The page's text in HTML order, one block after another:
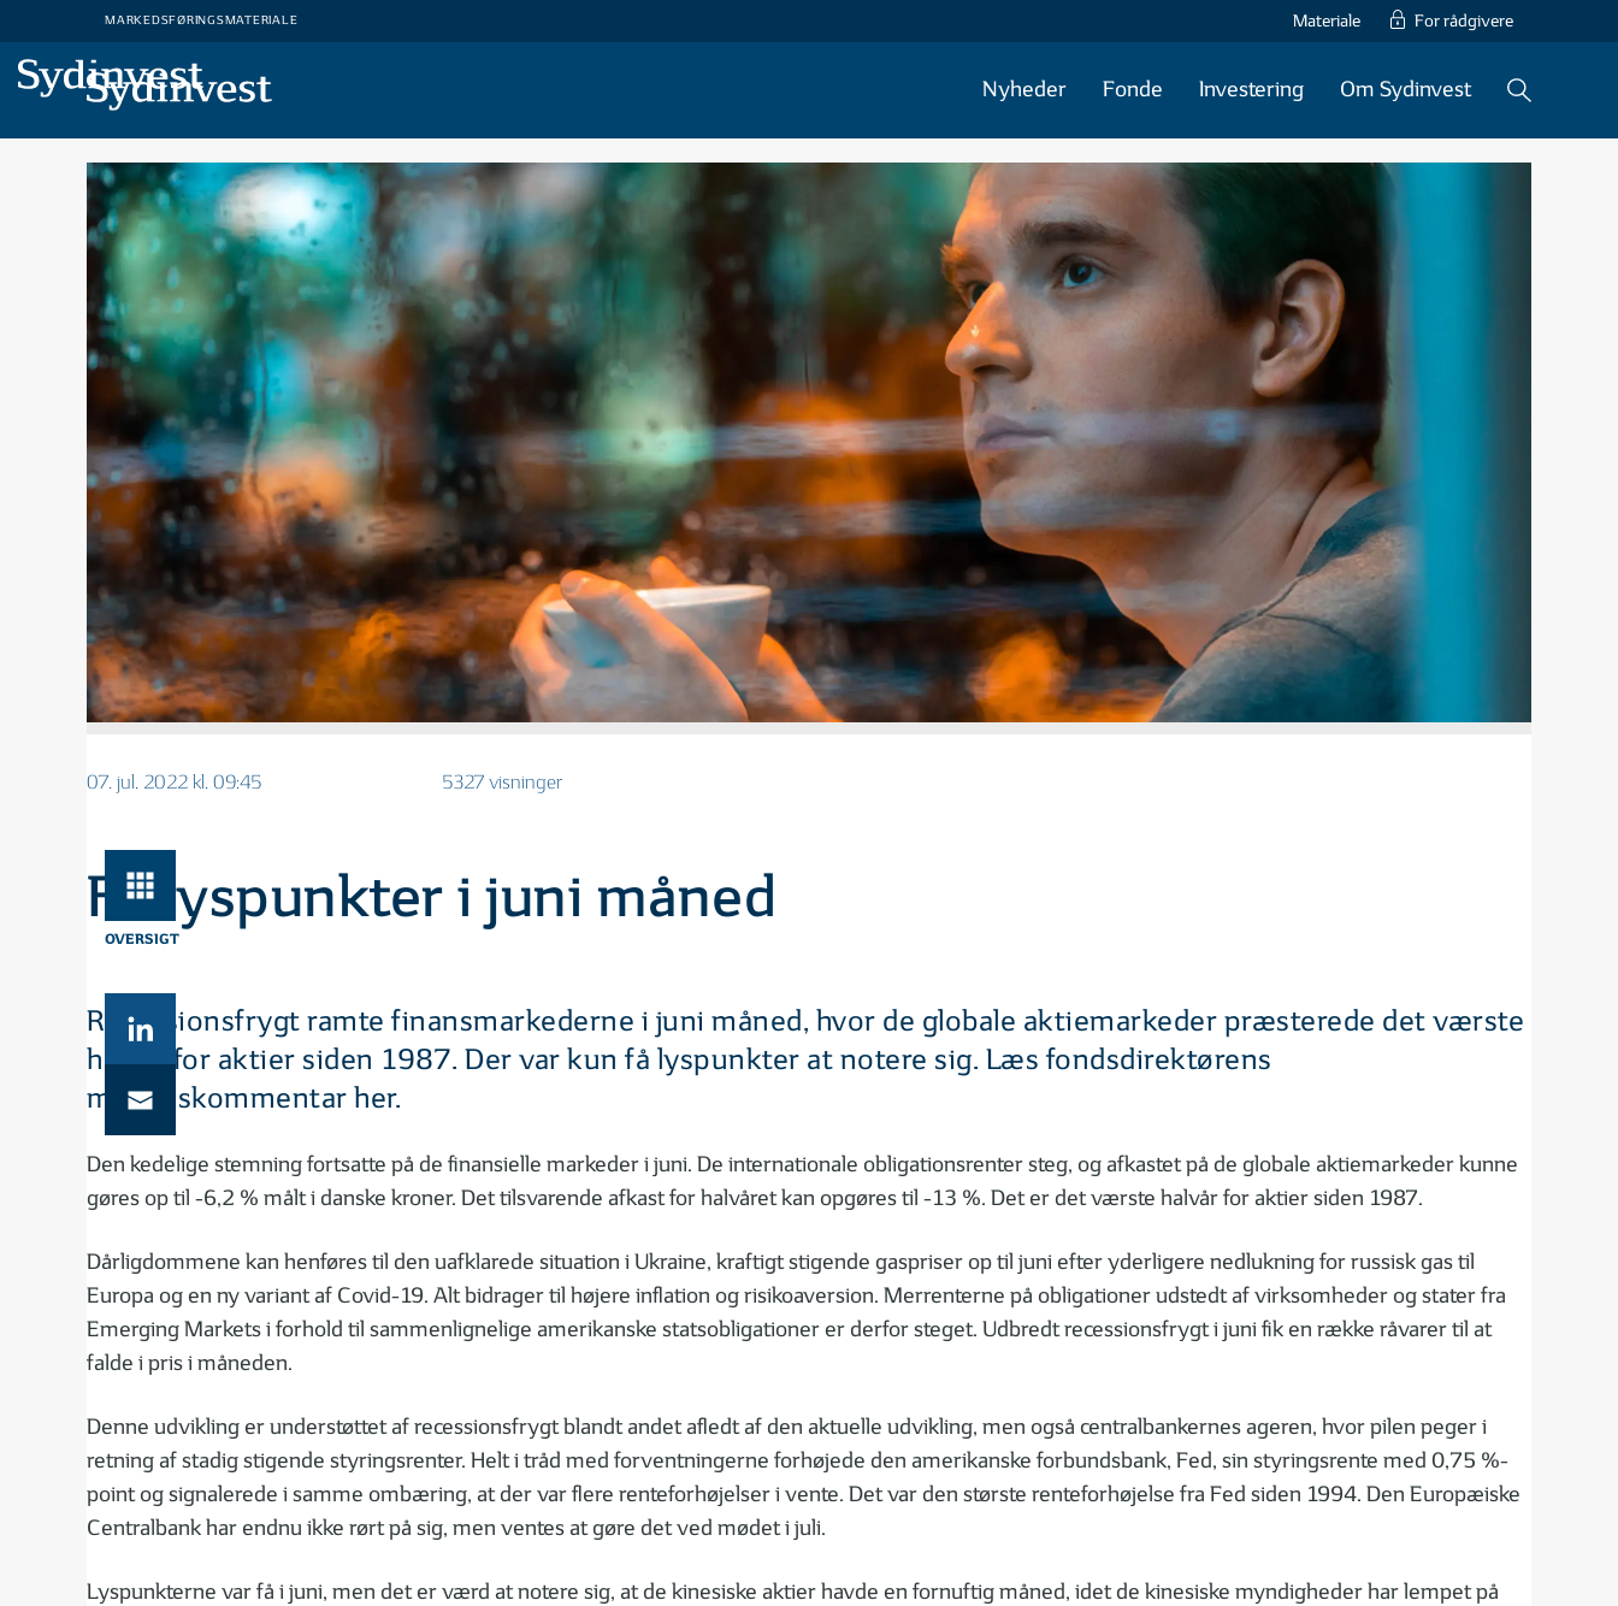
MARKEDSFØRINGSMATERIALE Materiale For rådgivere
MARKEDSFØRINGSMATERIALE
Nyheder Fonde Investering Om Sydinvest
OVERSIGT
07. jul. 2022 kl. 09:45 5327 visninger
Få lyspunkter i juni måned
Recessionsfrygt ramte finansmarkederne i juni måned, hvor de globale aktiemarkeder præsterede det værste
halvår for aktier siden 1987. Der var kun få lyspunkter at notere sig. Læs fondsdirektørens
månedskommentar her.
Den kedelige stemning fortsatte på de finansielle markeder i juni. De internationale obligationsrenter steg, og afkastet på de globale aktiemarkeder kunne
gøres op til -6,2 % målt i danske kroner. Det tilsvarende afkast for halvåret kan opgøres til -13 %. Det er det værste halvår for aktier siden 1987.
Dårligdommene kan henføres til den uafklarede situation i Ukraine, kraftigt stigende gaspriser op til juni efter yderligere nedlukning for russisk gas til
Europa og en ny variant af Covid-19. Alt bidrager til højere inflation og risikoaversion. Merrenterne på obligationer udstedt af virksomheder og stater fra
Emerging Markets i forhold til sammenlignelige amerikanske statsobligationer er derfor steget. Udbredt recessionsfrygt i juni fik en række råvarer til at
falde i pris i måneden.
Denne udvikling er understøttet af recessionsfrygt blandt andet afledt af den aktuelle udvikling, men også centralbankernes ageren, hvor pilen peger i
retning af stadig stigende styringsrenter. Helt i tråd med forventningerne forhøjede den amerikanske forbundsbank, Fed, sin styringsrente med 0,75 %-
point og signalerede i samme ombæring, at der var flere renteforhøjelser i vente. Det var den største renteforhøjelse fra Fed siden 1994. Den Europæiske
Centralbank har endnu ikke rørt på sig, men ventes at gøre det ved mødet i juli.
Lyspunkterne var få i juni, men det er værd at notere sig, at de kinesiske aktier havde en fornuftig måned, idet de kinesiske myndigheder har lempet på